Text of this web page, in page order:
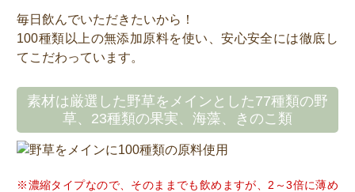
毎日飲んでいただきたいから！
100種類以上の無添加原料を使い、安心安全には徹底し
てこだわっています。
素材は厳選した野草をメインとした77種類の野
草、23種類の果実、海藻、きのこ類
※濃縮タイプなので、そのままでも飲めますが、2～3倍に薄め